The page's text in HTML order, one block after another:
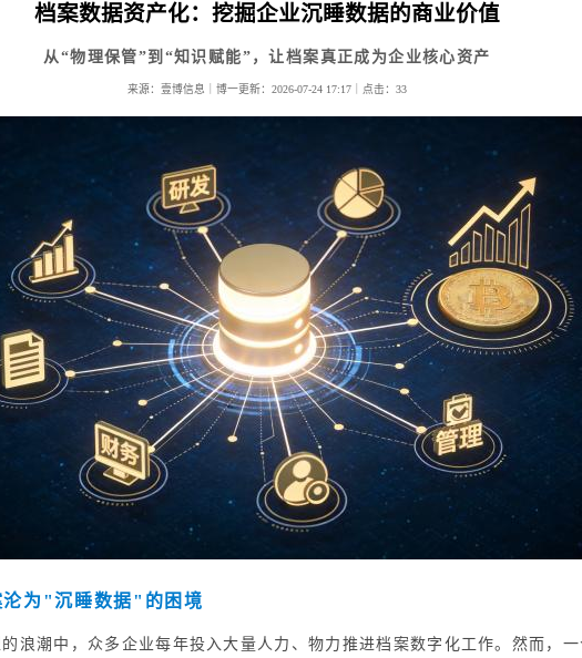
档案数据资产化：挖掘企业沉睡数据的商业价值
从“物理保管”到“知识赋能”，让档案真正成为企业核心资产
来源：壹博信息｜博一更新：2026-07-24 17:17｜ 点击： 33
沦为"沉睡数据"的困境
浪潮中，众多企业每年投入大量人力、物力推进档案数字化工作。然而，